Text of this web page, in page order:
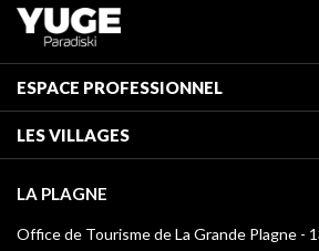
ESPACE PROFESSIONNEL
Classement des meublés
Taxe de séjour
Médiathèque
LES VILLAGES
Montchavin - Les Coches
Champagny-en-Vanoise
LA PLAGNE
Office de Tourisme de La Grande Plagne -